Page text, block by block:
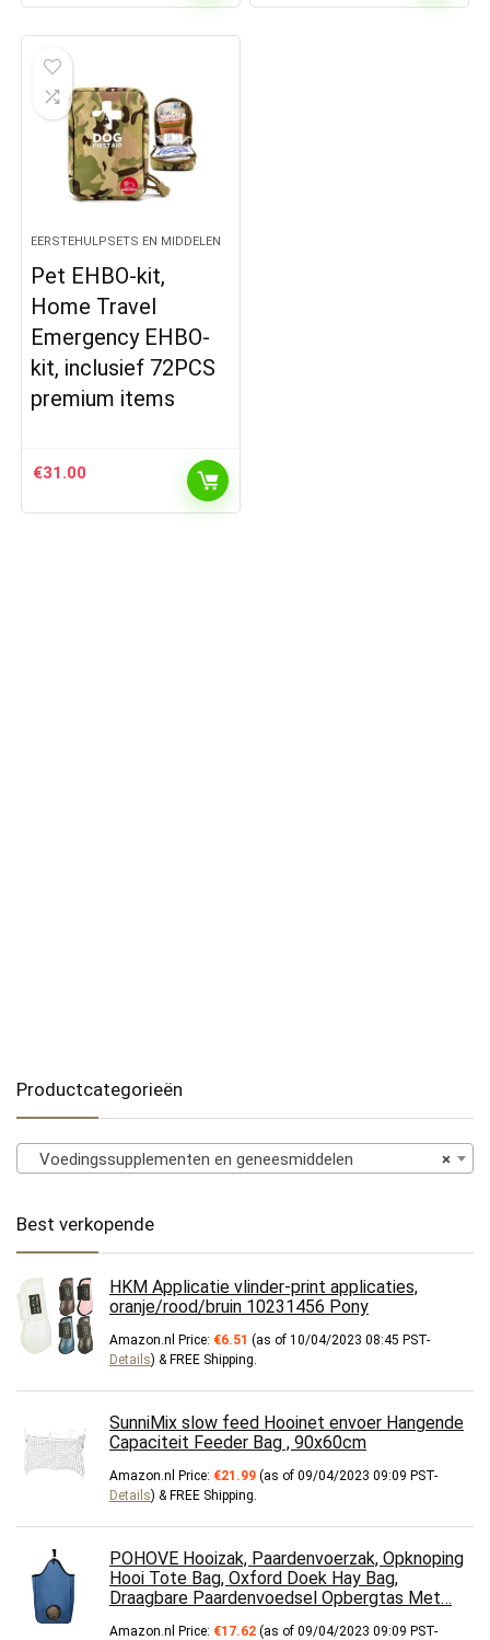
EERSTEHULPSETS EN MIDDELEN
Pet EHBO-kit,
Home Travel
Emergency EHBO-
kit, inclusief 72PCS
premium items
€31.00
Productcategorieën
×
Voedingssupplementen en geneesmiddelen
Best verkopende
HKM Applicatie vlinder-print applicaties,
oranje/rood/bruin 10231456 Pony
Amazon.nl Price: €6.51 (as of 10/04/2023 08:45 PST-
Details) & FREE Shipping
SunniMix slow feed Hooinet envoer Hangende
Capaciteit Feeder Bag , 90x60cm
Amazon.nl Price: €21.99 (as of 09/04/2023 09:09 PST-
Details) & FREE Shipping
POHOVE Hooizak, Paardenvoerzak, Opknoping
Hooi Tote Bag, Oxford Doek Hay Bag,
Draagbare Paardenvoedsel Opbergtas Met…
Amazon.nl Price: €17.62 (as of 09/04/2023 09:09 PST-